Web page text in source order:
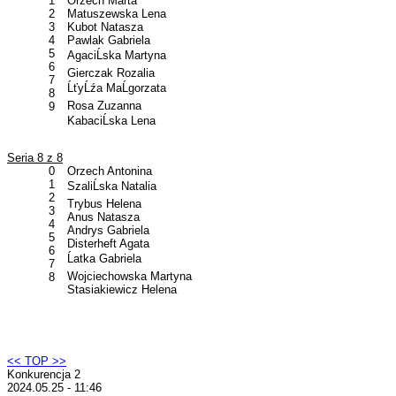
2
3
4
5
6
7
8
9
Matuszewska Lena
Kubot Natasza
Pawlak Gabriela
AgaciĹska Martyna
Gierczak Rozalia
ĹťyĹźa MaĹgorzata
Rosa Zuzanna
KabaciĹska Lena
Seria 8 z 8
0
1
2
3
4
5
6
7
8
Orzech Antonina
SzaliĹska Natalia
Trybus Helena
Anus Natasza
Andrys Gabriela
Disterheft Agata
Ĺatka Gabriela
Wojciechowska Martyna
Stasiakiewicz Helena
<< TOP >>
Konkurencja 2
2024.05.25 - 11:46